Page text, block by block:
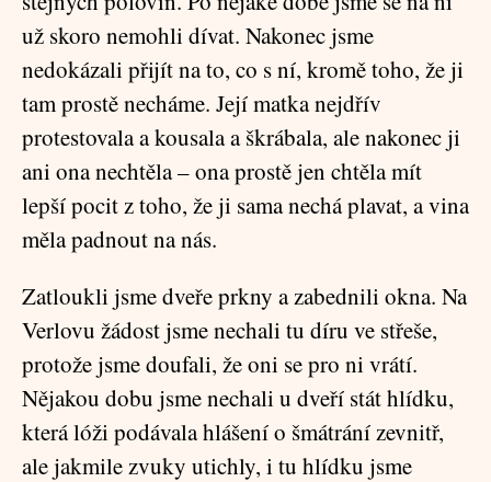
už skoro nemohli dívat. Nakonec jsme
nedokázali přijít na to, co s ní, kromě toho, že ji
tam prostě necháme. Její matka nejdřív
protestovala a kousala a škrábala, ale nakonec ji
ani ona nechtěla – ona prostě jen chtěla mít
lepší pocit z toho, že ji sama nechá plavat, a vina
měla padnout na nás.
Zatloukli jsme dveře prkny a zabednili okna. Na
Verlovu žádost jsme nechali tu díru ve střeše,
protože jsme doufali, že oni se pro ni vrátí.
Nějakou dobu jsme nechali u dveří stát hlídku,
která lóži podávala hlášení o šmátrání zevnitř,
ale jakmile zvuky utichly, i tu hlídku jsme